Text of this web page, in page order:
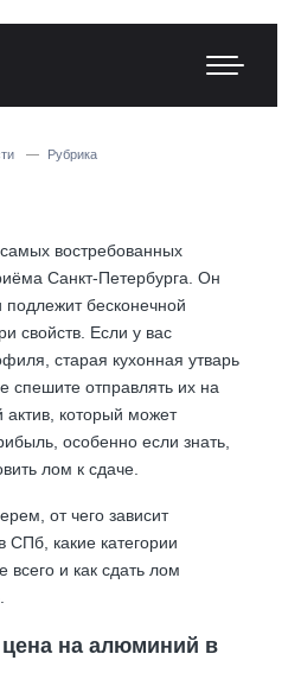
Рубрика
востребованных
Санкт-Петербурга. Он
подлежит бесконечной
свойств. Если у вас
старая кухонная утварь
спешите отправлять их на
актив, который может
особенно если знать,
лом к сдаче.
от чего зависит
какие категории
и как сдать лом
цена на алюминий в